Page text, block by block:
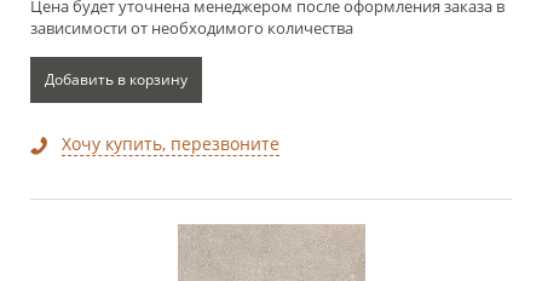
Цена будет уточнена менеджером после оформления заказа в
зависимости от необходимого количества
Добавить в корзину
Хочу купить, перезвоните